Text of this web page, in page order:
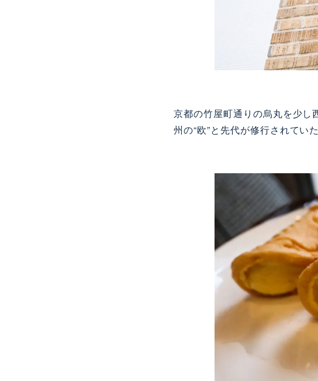
京都の竹屋町通りの烏丸を少し
州の“欧”と先代が修行されてい